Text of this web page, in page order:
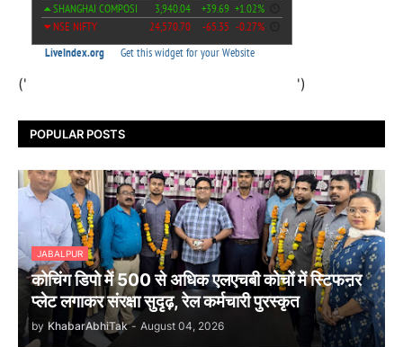
(' ')
POPULAR POSTS
JABALPUR
कोचिंग डिपो में 500 से अधिक एलएचबी कोचों में स्टिफऩर
प्लेट लगाकर संरक्षा सुदृढ़, रेल कर्मचारी पुरस्कृत
by KhabarAbhiTak - August 04, 2026